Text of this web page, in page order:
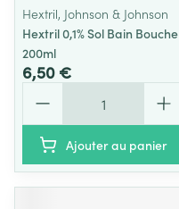
Hextril, Johnson & Johnson
Hextril 0,1% Sol Bain Bouche
200ml
6,50 €
Ajouter au panier